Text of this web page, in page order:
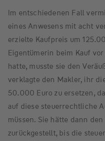
Im entschiedenen Fall
eines Anwesens mit acht
erzielte Kaufpreis um
Eigentümerin beim Kauf
hatte, musste sie den
verklagte den Makler, ihr
50.000 Euro zu ersetzen,
auf diese steuerrechtliche
müssen. Sie hätte dann
zurückgestellt, bis die